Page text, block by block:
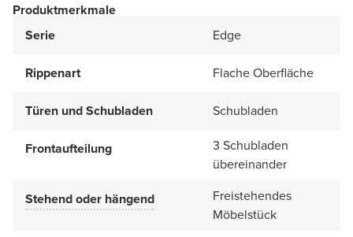
Produktmerkmale
Serie
Edge
Rippenart Flache Oberfläche
Türen und Schubladen Schubladen
Frontaufteilung
3 Schubladen
übereinander
Stehend oder hängend
Freistehendes
Möbelstück